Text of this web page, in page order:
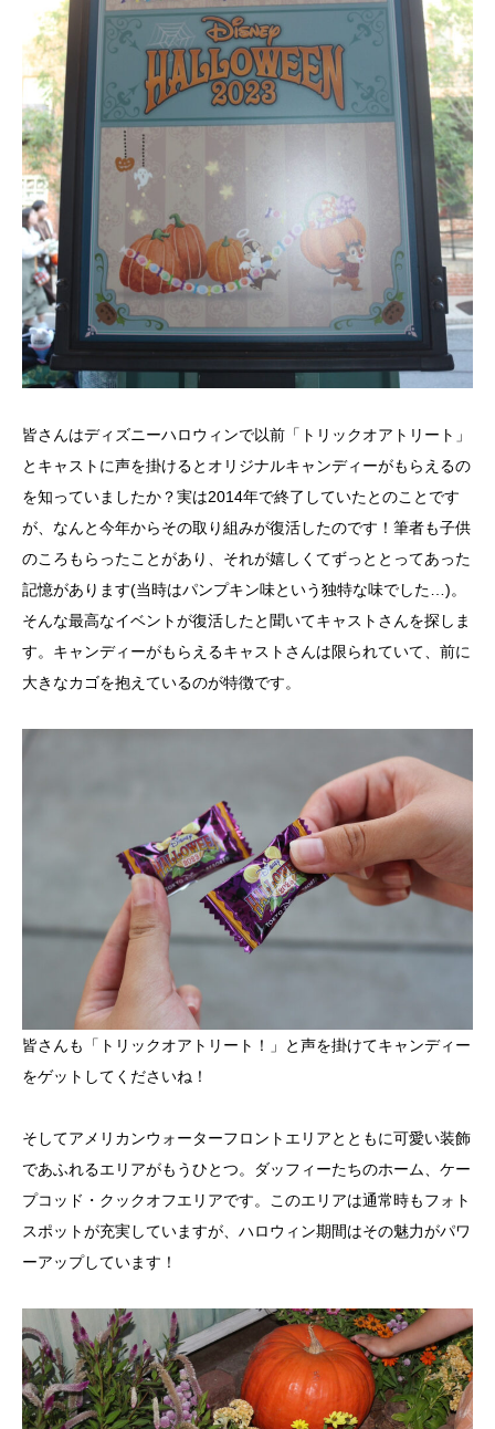
皆さんはディズニーハロウィンで以前「トリックオアトリート」
とキャストに声を掛けるとオリジナルキャンディーがもらえるの
を知っていましたか？実は2014年で終了していたとのことです
が、なんと今年からその取り組みが復活したのです！筆者も子供
のころもらったことがあり、それが嬉しくてずっととってあった
記憶があります(当時はパンプキン味という独特な味でした…)。
そんな最高なイベントが復活したと聞いてキャストさんを探しま
す。キャンディーがもらえるキャストさんは限られていて、前に
大きなカゴを抱えているのが特徴です。
皆さんも「トリックオアトリート！」と声を掛けてキャンディー
をゲットしてくださいね！
そしてアメリカンウォーターフロントエリアとともに可愛い装飾
であふれるエリアがもうひとつ。ダッフィーたちのホーム、ケー
プコッド・クックオフエリアです。このエリアは通常時もフォト
スポットが充実していますが、ハロウィン期間はその魅力がパワ
ーアップしています！